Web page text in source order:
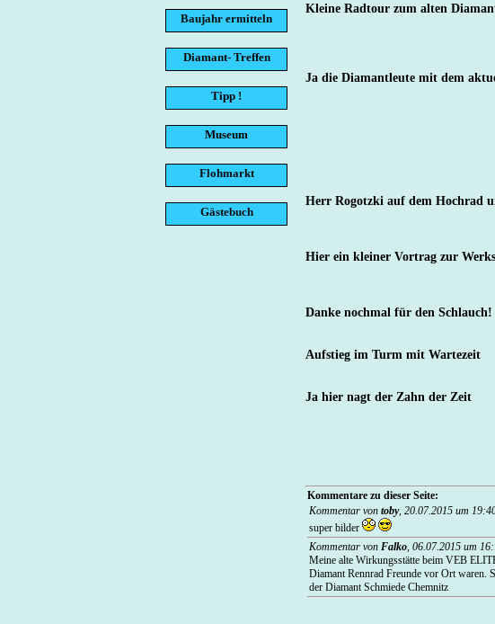
Baujahr ermitteln
Diamant- Treffen
Tipp !
Museum
Flohmarkt
Gästebuch
Kleine Radtour zum alten
Ja die Diamantleute mit dem
Herr Rogotzki auf dem Hochrad
Hier ein kleiner Vortrag zur
Danke nochmal für den Schlauch!
Aufstieg im Turm mit Wartezeit
Ja hier nagt der Zahn der Zeit
Kommentare zu dieser Seite:
Kommentar von toby, 20.07.2015 um
super bilder
Kommentar von Falko, 06.07.2015 um
Meine alte Wirkungsstätte beim VEB
Diamant Rennrad Freunde vor Ort waren.
der Diamant Schmiede Chemnitz